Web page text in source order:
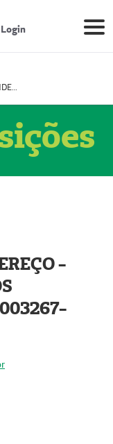
Login
MUDANÇA DE ENDEREÇO - DIAGITAB SERVIÇOS MÉDICOS LTDA (54003267-5)
-